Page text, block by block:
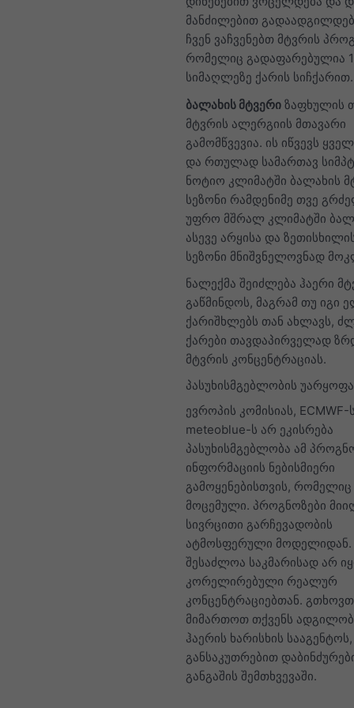
მანძილებით
ჩვენ ვაჩვენებთ მტვრის
რომელიც გადაფარებულია
სიმაღლეზე ქარის სიჩქარით.
ბალახის მტვერი ზაფხულის
მტვრის ალერგიის მთავარი
გამომწვევია. ის იწვევს
და რთულად სამართავ
ნოტიო კლიმატში ბალახის
სეზონი რამდენიმე თვე
უფრო მშრალ კლიმატში
ასევე არყისა და
სეზონი მნიშვნელოვნად
ნალექმა შეიძლება ჰაერი
გაწმინდოს, მაგრამ თუ იგი
ქარიშხლებს თან ახლავს,
ქარები თავდაპირველად
მტვრის კონცენტრაციას.
პასუხისმგებლობის უარყოფა
ევროპის კომისიას, ECMWF-
meteoblue-ს არ ეკისრება
პასუხისმგებლობა ამ
ინფორმაციის ნებისმიერი
გამოყენებისთვის, რომელიც
მოცემული. პროგნოზები
სივრცითი გარჩევადობის
ატმოსფერული მოდელიდან.
შესაძლოა საკმარისად არ
კორელირებული რეალურ
კონცენტრაციებთან.
მიმართოთ თქვენს
ჰაერის ხარისხის სააგენტოს,
განსაკუთრებით
განგაშის შემთხვევაში.